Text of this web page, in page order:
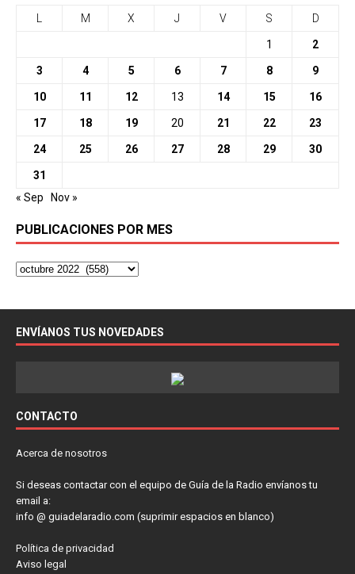
M X J V S D
1 2
3 4 5 6 7 8 9
10 11 12 13 14 15 16
17 18 19 20 21 22 23
24 25 26 27 28 29 30
31
« Sep
Nov »
PUBLICACIONES POR MES
ENVÍANOS TUS NOVEDADES
CONTACTO
Acerca de nosotros
Si deseas contactar con el equipo de Guía de la Radio envíanos tu
email a:
info @ guiadelaradio.com (suprimir espacios en blanco)
Política de privacidad
Aviso legal